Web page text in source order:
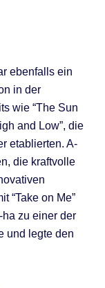
ebenfalls ein
in der
wie “The Sun
and Low”, die
etablierten. A-
die kraftvolle
“Take on Me”
ha zu einer der
und legte den